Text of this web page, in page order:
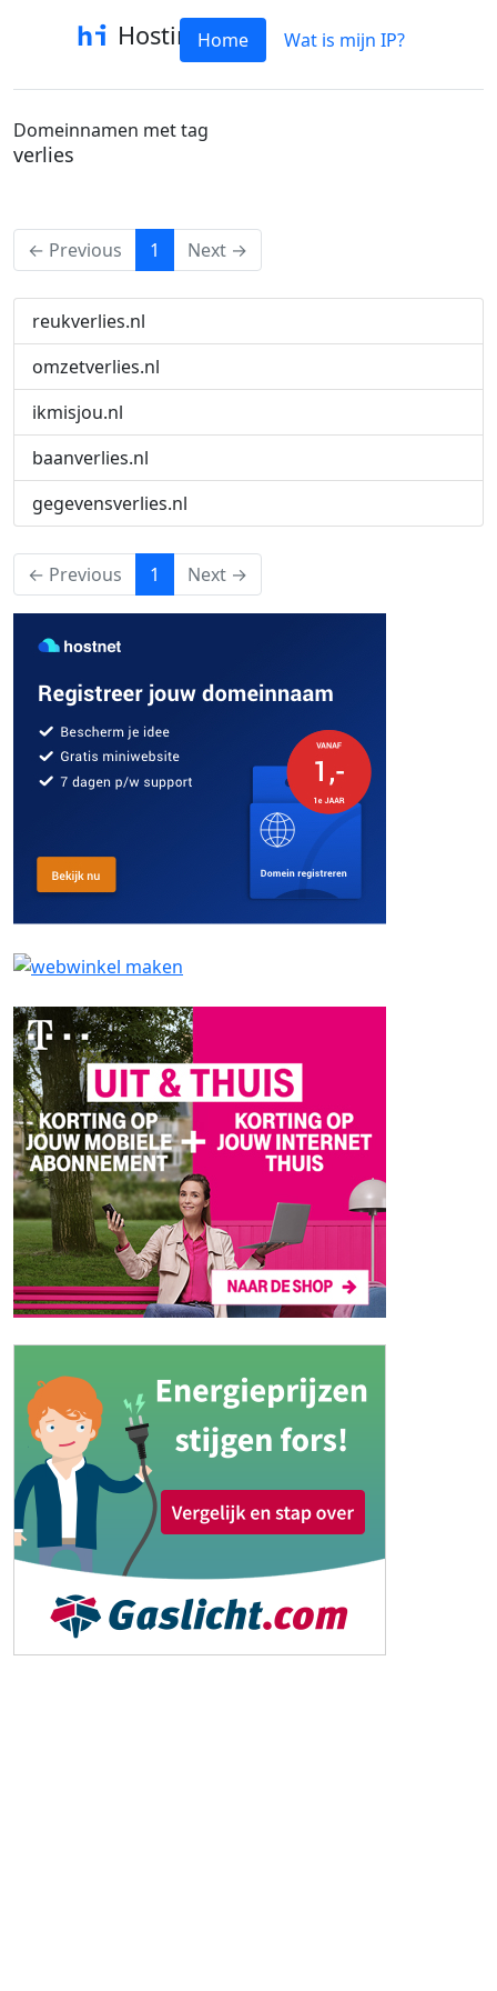
HostinfoHome Wat is mijn IP?
Domeinnamen met tag
verlies
← Previous 1 (current)
Next →
reukverlies.nl
omzetverlies.nl
ikmisjou.nl
baanverlies.nl
gegevensverlies.nl
← Previous 1 (current)
Next →